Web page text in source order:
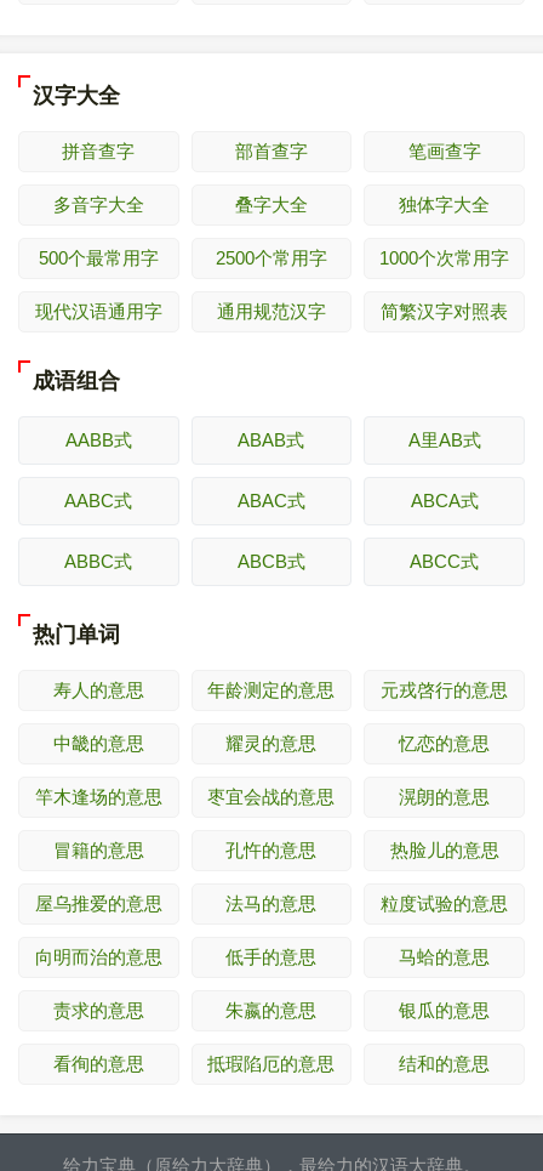
汉字大全
拼音查字 部首查字 笔画查字
多音字大全 叠字大全 独体字大全
500个最常用字 2500个常用字 1000个次常用字
现代汉语通用字 通用规范汉字 简繁汉字对照表
成语组合
AABB式 ABAB式 A里AB式
AABC式 ABAC式 ABCA式
ABBC式 ABCB式 ABCC式
热门单词
寿人的意思 年龄测定的意思 元戎啓行的意思
中畿的意思 耀灵的意思 忆恋的意思
竿木逢场的意思 枣宜会战的意思 滉朗的意思
冒籍的意思 孔忤的意思 热脸儿的意思
屋乌推爱的意思 法马的意思 粒度试验的意思
向明而治的意思 低手的意思 马蛤的意思
责求的意思 朱嬴的意思 银瓜的意思
看徇的意思 抵瑕陷厄的意思 结和的意思
给力宝典（原给力大辞典），最给力的汉语大辞典。